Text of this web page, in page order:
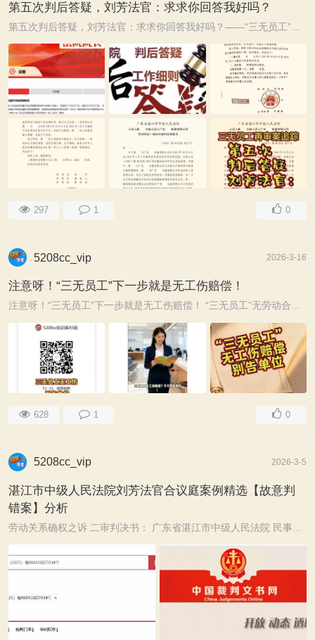
第五次判后答疑，刘芳法官：求求你回答我好吗？
297 1 0
5208cc_vip 2026-3-16
注意呀！“三无员工”下一步就是无工伤赔偿！
注意呀！“三无员工”下一步就是无工伤赔偿！ “三无员工”无劳动合同、无社保、无加班费的员工，到头来就无工伤赔偿，可千万要注意呀！已有判例了！ 湛 ...
628 1 0
5208cc_vip 2026-3-5
湛江市中级人民法院刘芳法官合议庭案例精选【故意判
错案】分析